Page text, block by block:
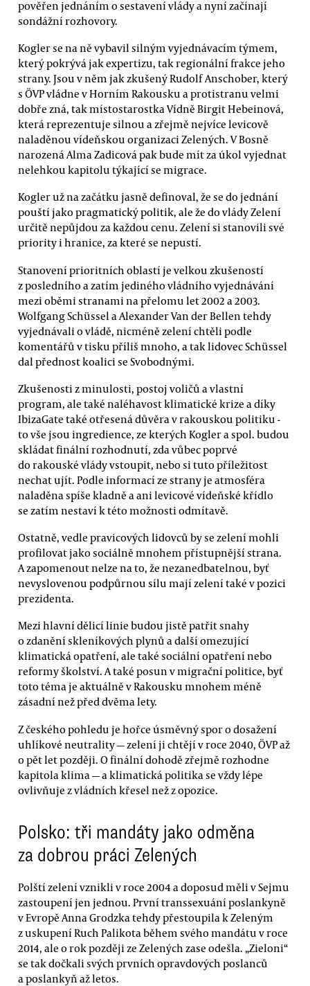
pověřen jednáním o sestavení vlády a nyní začínají
sondážní rozhovory.
Kogler se na ně vybavil silným vyjednávacím týmem,
který pokrývá jak expertizu, tak regionální frakce jeho
strany. Jsou v něm jak zkušený Rudolf Anschober, který
s ÖVP vládne v Horním Rakousku a protistranu velmi
dobře zná, tak místostarostka Vídně Birgit Hebeinová,
která reprezentuje silnou a zřejmě nejvíce levicově
naladěnou vídeňskou organizaci Zelených. V Bosně
narozená Alma Zadicová pak bude mít za úkol vyjednat
nelehkou kapitolu týkající se migrace.
Kogler už na začátku jasně definoval, že se do jednání
pouští jako pragmatický politik, ale že do vlády Zelení
určitě nepůjdou za každou cenu. Zelení si stanovili své
priority i hranice, za které se nepustí.
Stanovení prioritních oblastí je velkou zkušeností
z posledního a zatím jediného vládního vyjednávání
mezi oběmi stranami na přelomu let 2002 a 2003.
Wolfgang Schüssel a Alexander Van der Bellen tehdy
vyjednávali o vládě, nicméně zelení chtěli podle
komentářů v tisku příliš mnoho, a tak lidovec Schüssel
dal přednost koalici se Svobodnými.
Zkušenosti z minulosti, postoj voličů a vlastní
program, ale také naléhavost klimatické krize a díky
IbizaGate také otřesená důvěra v rakouskou politiku -
to vše jsou ingredience, ze kterých Kogler a spol. budou
skládat finální rozhodnutí, zda vůbec poprvé
do rakouské vlády vstoupit, nebo si tuto příležitost
nechat ujít. Podle informací ze strany je atmosféra
naladěna spíše kladně a ani levicové vídeňské křídlo
se zatím nestaví k této možnosti odmítavě.
Ostatně, vedle pravicových lidovců by se zelení mohli
profilovat jako sociálně mnohem přístupnější strana.
A zapomenout nelze na to, že nezanedbatelnou, byť
nevyslovenou podpůrnou sílu mají zelení také v pozici
prezidenta.
Mezi hlavní dělicí linie budou jistě patřit snahy
o zdanění skleníkových plynů a další omezující
klimatická opatření, ale také sociální opatření nebo
reformy školství. A také posun v migrační politice, byť
toto téma je aktuálně v Rakousku mnohem méně
zásadní než před dvěma lety.
Z českého pohledu je hořce úsměvný spor o dosažení
uhlíkové neutrality — zelení ji chtějí v roce 2040, ÖVP až
o pět let později. O finální dohodě zřejmě rozhodne
kapitola klima — a klimatická politika se vždy lépe
ovlivňuje z vládních křesel než z opozice.
Polsko: tři mandáty jako odměna
za dobrou práci Zelených
Polští zelení vznikli v roce 2004 a doposud měli v Sejmu
zastoupení jen jednou. První transsexuání poslankyně
v Evropě Anna Grodzka tehdy přestoupila k Zeleným
z uskupení Ruch Palikota během svého mandátu v roce
2014, ale o rok později ze Zelených zase odešla. „Zieloni“
se tak dočkali svých prvních opravdových poslanců
a poslankyň až letos.